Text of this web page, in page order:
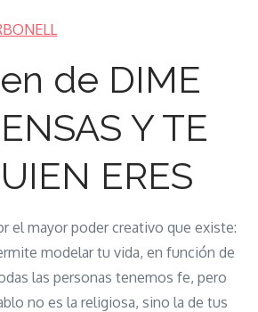
PIENSAS
Y
TE
DIRE
QUIEN
ERES
de DIME
Y TE
ERES
el mayor poder creativo que existe:
modelar tu vida, en función de
las personas tenemos fe, pero
no es la religiosa, sino la de tus